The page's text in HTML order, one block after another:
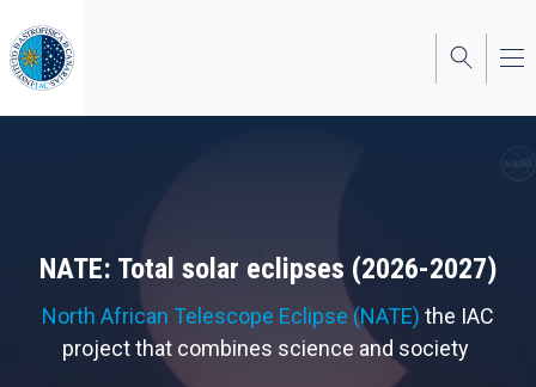
to
main
content
NATE: Total solar eclipses (2026-2027)
North African Telescope Eclipse (NATE) the IAC
project that combines science and society